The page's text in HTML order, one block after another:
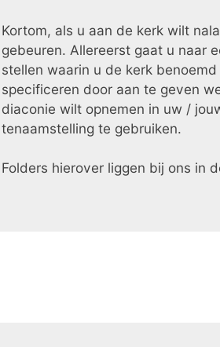
Kortom, als u aan de kerk wilt
gebeuren. Allereerst gaat u naar
stellen waarin u de kerk
specificeren door aan te geven
diaconie wilt opnemen in uw /
tenaamstelling te gebruiken.
Folders hierover liggen bij ons in